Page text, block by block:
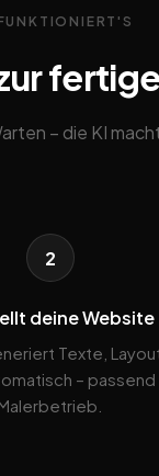
– die KI
2
deine Website
Texte,
–